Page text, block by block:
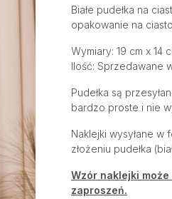
Białe pudełka na
opakowanie na
Wymiary: 19 cm x 14
Ilość: Sprzedawane
Pudełka są
bardzo proste i nie
Naklejki wysyłane
złożeniu pudełka
Wzór naklejki
zaproszeń.